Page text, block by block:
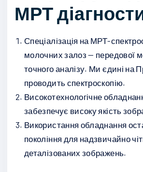
МРТ
Спеціалізація на МРТ-
молочних залоз — передової
точного аналізу. Ми єдині на
проводить спектроскопію.
Високотехнологічне
забезпечує високу якість
Використання обладнання
покоління для надзвичайно
деталізованих зображень.